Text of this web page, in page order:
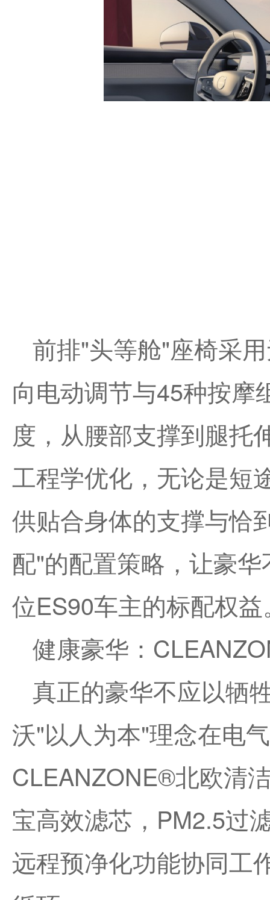
前排"头等舱"座椅采
向电动调节与45种按摩
度，从腰部支撑到腿托
工程学优化，无论是短
供贴合身体的支撑与恰
配"的配置策略，让豪
位ES90车主的标配权益
健康豪华：
真正的豪华不应以牺
沃"以人为本"理念在电
CLEANZONE®北欧清
宝高效滤芯，PM2.5过
远程预净化功能协同工